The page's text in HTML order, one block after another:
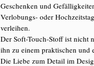
Geschenken und
Verlobungs- oder
verleihen.
Der Soft-Touch-Stoff ist nicht
ihn zu einem praktischen und
Die Liebe zum Detail im